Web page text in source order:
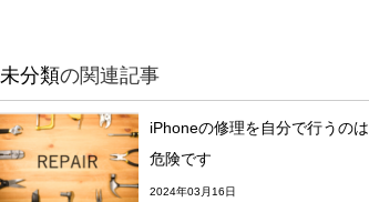
未分類の関連記事
iPhoneの修理を自分で行うのは
危険です
2024年03月16日